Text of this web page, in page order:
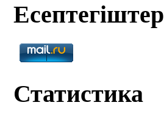
Есептегіштер
Статистика